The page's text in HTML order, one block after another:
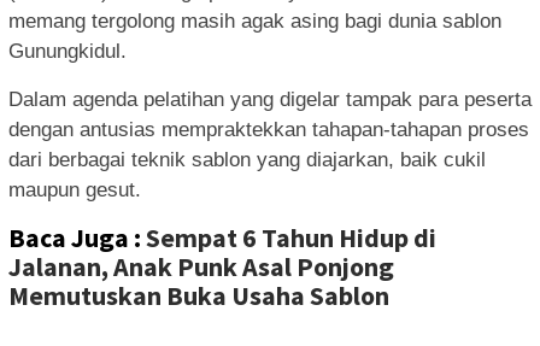
memang tergolong masih agak asing bagi dunia sablon
Gunungkidul.
Dalam agenda pelatihan yang digelar tampak para peserta
dengan antusias mempraktekkan tahapan-tahapan proses
dari berbagai teknik sablon yang diajarkan, baik cukil
maupun gesut.
Baca Juga :Sempat 6 Tahun Hidup di
Jalanan, Anak Punk Asal Ponjong
Memutuskan Buka Usaha Sablon